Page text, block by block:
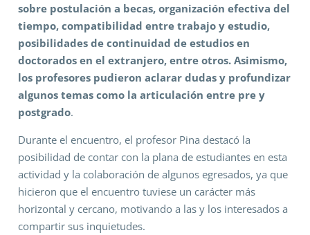
sobre postulación a becas, organización efectiva del
tiempo, compatibilidad entre trabajo y estudio,
posibilidades de continuidad de estudios en
doctorados en el extranjero, entre otros. Asimismo,
los profesores pudieron aclarar dudas y profundizar
algunos temas como la articulación entre pre y
postgrado.
Durante el encuentro, el profesor Pina destacó la
posibilidad de contar con la plana de estudiantes en esta
actividad y la colaboración de algunos egresados, ya que
hicieron que el encuentro tuviese un carácter más
horizontal y cercano, motivando a las y los interesados a
compartir sus inquietudes.